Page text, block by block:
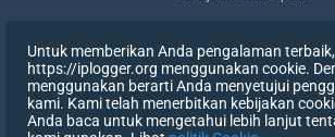
Menghapus data saya
Mencabut persetujuan
Untuk memberikan Anda pengalaman terbaik,
https://iplogger.org menggunakan cookie.
menggunakan berarti Anda menyetujui
kami. Kami telah menerbitkan kebijakan
Anda baca untuk mengetahui lebih lanjut